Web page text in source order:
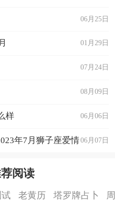
06月25日
01月29日
07月24日
08月09日
06月06日
样
06月07日
年7月狮子座爱情
阅读
老黄历 塔罗牌占卜